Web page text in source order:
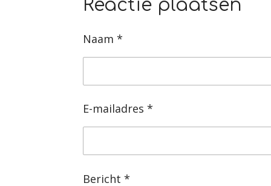
Reactie plaatsen
Naam *
E-mailadres *
Bericht *